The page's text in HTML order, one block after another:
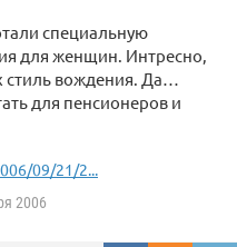
специальную
для женщин. Интресно,
стиль вождения. Да…
для пенсионеров и
09/21/2...
2006